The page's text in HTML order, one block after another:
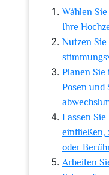
Wählen
Ihre
Nutzen
Planen Sie
Posen und
Lassen
einfließen,
oder
Arbeiten